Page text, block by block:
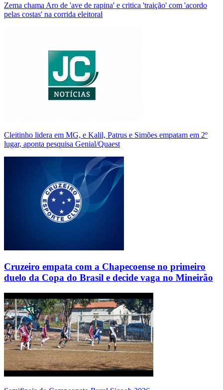
Zema chama Aro de 'ave de rapina' e critica 'traição' com 'acordo
pelas costas' na corrida eleitoral
Cleitinho lidera em MG, e Kalil, Patrus e Simões empatam em 2º
lugar, aponta pesquisa Genial/Quaest
Cruzeiro empata com a Chapecoense no primeiro
duelo da Copa do Brasil e decide vaga no Mineirão